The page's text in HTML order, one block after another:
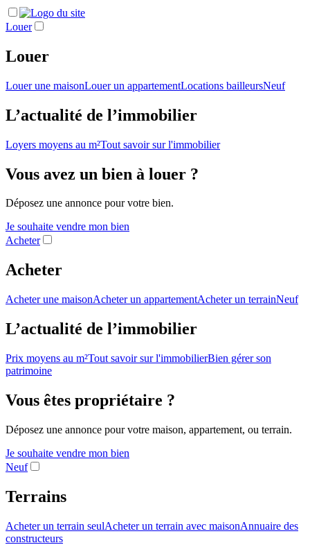
Louer
Louer
Louer une maisonLouer un appartementLocations bailleursNeuf
L’actualité de l’immobilier
Loyers moyens au m²Tout savoir sur l'immobilier
Vous avez un bien à louer ?
Déposez une annonce pour votre bien.
Je souhaite vendre mon bien
Acheter
Acheter
Acheter une maisonAcheter un appartementAcheter un terrainNeuf
L’actualité de l’immobilier
Prix moyens au m²Tout savoir sur l'immobilierBien gérer son
patrimoine
Vous êtes propriétaire ?
Déposez une annonce pour votre maison, appartement, ou terrain.
Je souhaite vendre mon bien
Neuf
Terrains
Acheter un terrain seulAcheter un terrain avec maisonAnnuaire des
constructeurs